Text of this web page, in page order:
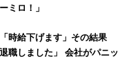
ミロ！」
時給下げます」その結果
た」 会社がパニッ